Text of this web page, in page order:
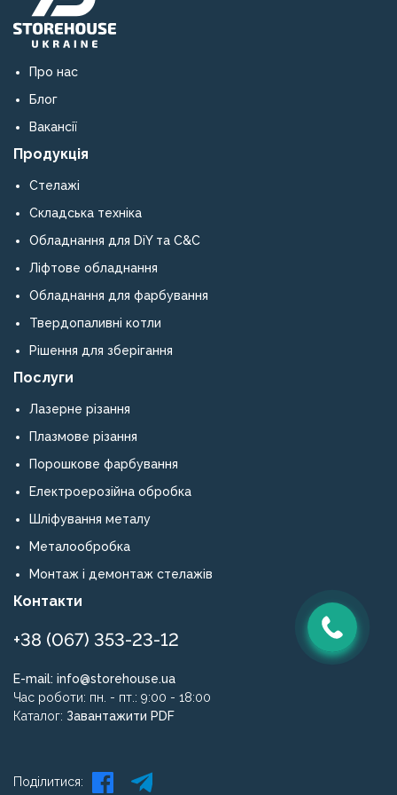
обрамлення
ліфтових
порталів.
стандартам
компанію
постачальника
металевих
та
обладнання.
Про нас
Блог
Вакансії
Продукція
Стелажі
Складська техніка
Обладнання для DiY та C&C
Ліфтове обладнання
Обладнання для фарбування
Твердопаливні котли
Рішення для зберігання
Послуги
Лазерне різання
Плазмове різання
Порошкове фарбування
Електроерозійна обробка
Шліфування металу
Металообробка
Монтаж і демонтаж стелажів
Контакти
+38 (067) 353-23-12
E-mail: info@storehouse.ua
Час роботи: пн. - пт.: 9:00 - 18:00
Каталог: Завантажити PDF
Поділитися: